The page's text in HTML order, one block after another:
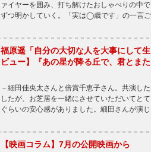
ァイヤーを囲み、打ち解けたおしゃべりの中
ずつ明かしていく。「実は◯歳です」の一言
福原遥「自分の大切な人を大事にして
ビュー】『あの星が降る丘で、君とまた
－細田佳央太さんと倍賞千恵子さん。共演
したが、お芝居を一緒にさせていただいてと
ぐらいの安心感がありました。細田さんが演
【映画コラム】7月の公開映画から